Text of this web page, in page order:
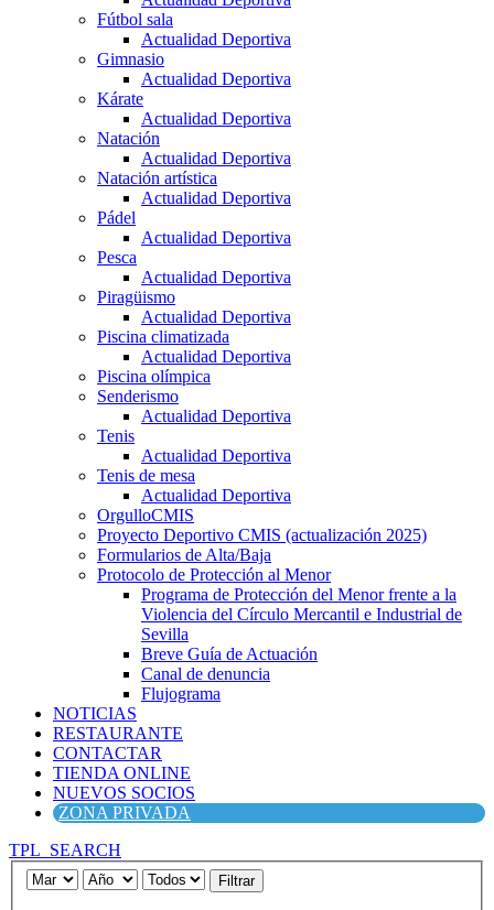
Fútbol sala
Actualidad Deportiva
Gimnasio
Actualidad Deportiva
Kárate
Actualidad Deportiva
Natación
Actualidad Deportiva
Natación artística
Actualidad Deportiva
Pádel
Actualidad Deportiva
Pesca
Actualidad Deportiva
Piragüismo
Actualidad Deportiva
Piscina climatizada
Actualidad Deportiva
Piscina olímpica
Senderismo
Actualidad Deportiva
Tenis
Actualidad Deportiva
Tenis de mesa
Actualidad Deportiva
OrgulloCMIS
Proyecto Deportivo CMIS (actualización 2025)
Formularios de Alta/Baja
Protocolo de Protección al Menor
Programa de Protección del Menor frente a la
Violencia del Círculo Mercantil e Industrial de
Sevilla
Breve Guía de Actuación
Canal de denuncia
Flujograma
NOTICIAS
RESTAURANTE
CONTACTAR
TIENDA ONLINE
NUEVOS SOCIOS
ZONA PRIVADA
TPL_SEARCH
Filtrar